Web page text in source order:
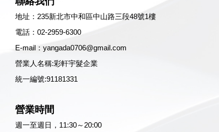
地址：235新北市中和區中山路三段48號1樓
電話：02-2959-6300
E-mail：yangada0706@gmail.com
營業人名稱:彩軒宇髮企業
統一編號:91181331
營業時間
週一至週日，11:30～20:00